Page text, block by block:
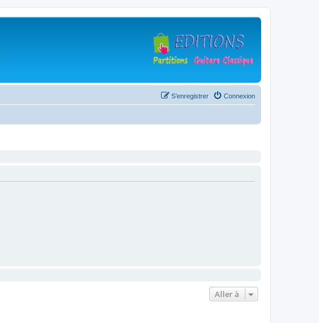
Connexion
S’enregistrer
Aller à